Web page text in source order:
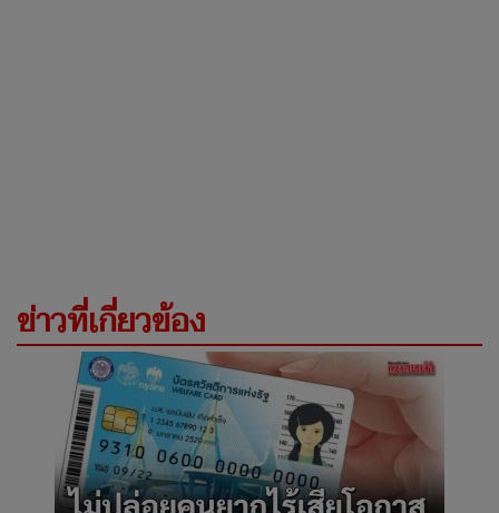
ข่าวที่เกี่ยวข้อง